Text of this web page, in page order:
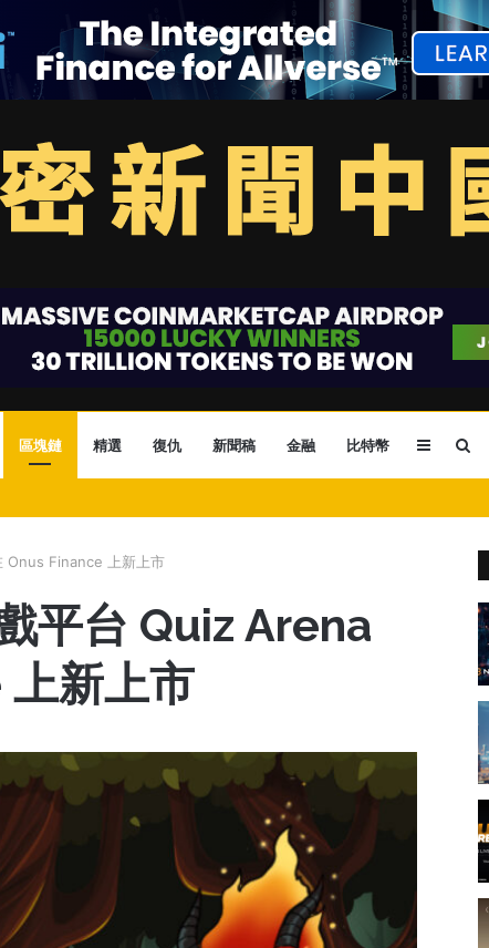
區塊鏈 精選 復仇 新聞稿 金融 比特幣 Sidebar
Onus Finance 上新上市
平台 Quiz Arena
新上市